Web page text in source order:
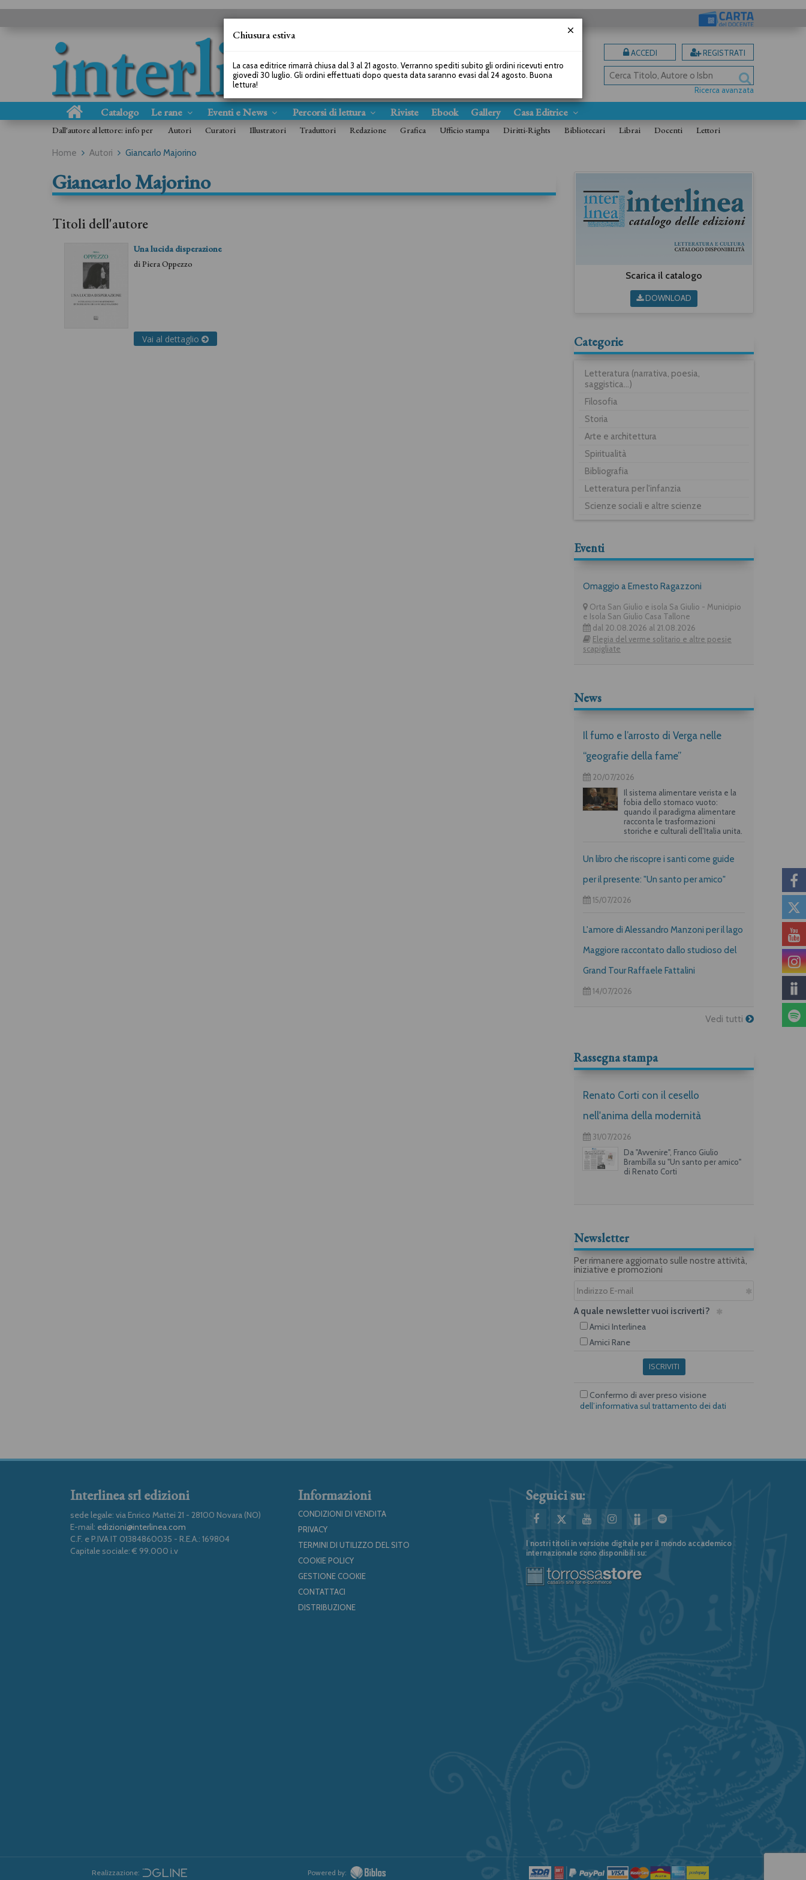
ACCEDI REGISTRATI
Ricerca avanzata
Catalogo Le rane Eventi e News Percorsi di lettura Riviste Ebook Gallery Casa Editrice
Dall'autore al lettore: info per Autori Curatori Illustratori Traduttori Redazione Grafica Ufficio stampa Diritti-Rights Bibliotecari Librai Docenti Lettori
Home Autori Giancarlo Majorino
Giancarlo Majorino
Titoli dell'autore
Una lucida disperazione
diPiera Oppezzo
Vai al dettaglio
Scarica il catalogo
DOWNLOAD
Categorie
Letteratura (narrativa, poesia,
saggistica...)
Filosofia
Storia
Arte e architettura
Spiritualità
Bibliografia
Letteratura per l'infanzia
Scienze sociali e altre scienze
Eventi
Omaggio a Ernesto Ragazzoni
Orta San Giulio e isola Sa Giulio - Municipio
e Isola San Giulio Casa Tallone
dal 20.08.2026 al 21.08.2026
Elegia del verme solitario e altre poesie
scapigliate
News
Il fumo e l’arrosto di Verga nelle
“geografie della fame”
20/07/2026
Il sistema alimentare verista e la
fobia dello stomaco vuoto:
quando il paradigma alimentare
racconta le trasformazioni
storiche e culturali dell’Italia unita.
Un libro che riscopre i santi come guide
per il presente: "Un santo per amico"
15/07/2026
L'amore di Alessandro Manzoni per il lago
Maggiore raccontato dallo studioso del
Grand Tour Raffaele Fattalini
14/07/2026
Vedi tutti
Rassegna stampa
Renato Corti con il cesello
nell'anima della modernità
31/07/2026
Da "Avvenire", Franco Giulio
Brambilla su "Un santo per amico"
di Renato Corti
Newsletter
Per rimanere aggiornato sulle nostre attività,
iniziative e promozioni
A quale newsletter vuoi iscriverti?
Amici Interlinea
Amici Rane
ISCRIVITI
Confermo di aver preso visione
dell’informativa sul trattamento dei dati
Interlinea srl edizioni
sede legale: via Enrico Mattei 21 - 28100 Novara (NO)
E-mail: edizioni@interlinea.com
C.F. e P.IVA IT 01384860035 - R.E.A.: 169804
Capitale sociale: € 99.000 i.v
Informazioni
CONDIZIONI DI VENDITA
PRIVACY
TERMINI DI UTILIZZO DEL SITO
COOKIE POLICY
GESTIONE COOKIE
CONTATTACI
DISTRIBUZIONE
Seguici su:
I nostri titoli in versione digitale per il mondo accademico
internazionale sono disponibili su:
Realizzazione: Powered by:
Chiusura estiva
La casa editrice rimarrà chiusa dal 3 al 21 agosto. Verranno spediti subito gli ordini ricevuti entro
giovedì 30 luglio. Gli ordini effettuati dopo questa data saranno evasi dal 24 agosto. Buona
lettura!